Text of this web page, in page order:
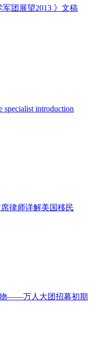
团展望2013 》文稿
specialist introduction
律师详解美国移民
物——万人大团招募初期